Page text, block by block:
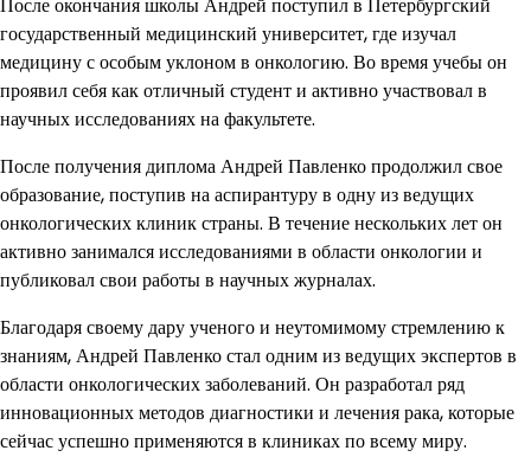
После окончания школы Андрей поступил в Петербургский
государственный медицинский университет, где изучал
медицину с особым уклоном в онкологию. Во время учебы он
проявил себя как отличный студент и активно участвовал в
научных исследованиях на факультете.
После получения диплома Андрей Павленко продолжил свое
образование, поступив на аспирантуру в одну из ведущих
онкологических клиник страны. В течение нескольких лет он
активно занимался исследованиями в области онкологии и
публиковал свои работы в научных журналах.
Благодаря своему дару ученого и неутомимому стремлению к
знаниям, Андрей Павленко стал одним из ведущих экспертов в
области онкологических заболеваний. Он разработал ряд
инновационных методов диагностики и лечения рака, которые
сейчас успешно применяются в клиниках по всему миру.